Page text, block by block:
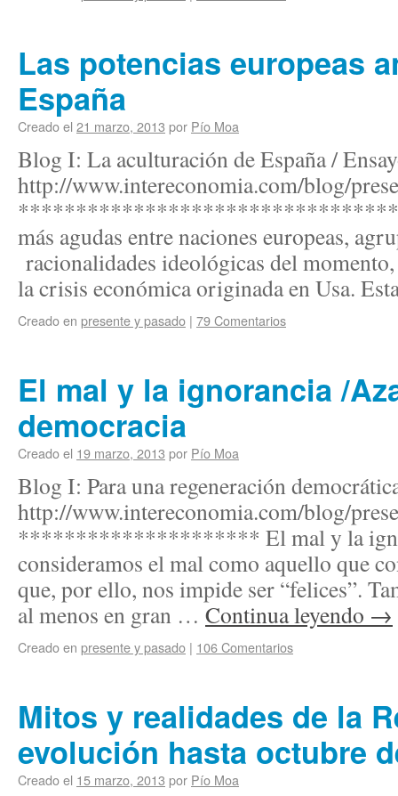
Las potencias europeas
España
Creado el 21 marzo, 2013 por Pío Moa
Blog I: La aculturación de España /
http://www.intereconomia.com/blog/
********************************** A
más agudas entre naciones europeas,
racionalidades ideológicas del
la crisis económica originada en Usa.
Creado en presente y pasado | 79 Comentarios
El mal y la ignorancia /
democracia
Creado el 19 marzo, 2013 por Pío Moa
Blog I: Para una regeneración
http://www.intereconomia.com/blog/
********************* El mal y la
consideramos el mal como aquello que
que, por ello, nos impide ser “felices”.
al menos en gran … Continua leyendo →
Creado en presente y pasado | 106 Comentarios
Mitos y realidades de la
evolución hasta octubre
Creado el 15 marzo, 2013 por Pío Moa